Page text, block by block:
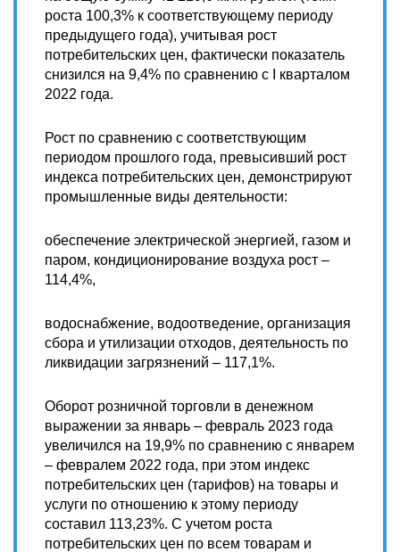
роста 100,3% к соответствующему периоду
предыдущего года), учитывая рост
потребительских цен, фактически показатель
снизился на 9,4% по сравнению с I кварталом
2022 года.
Рост по сравнению с соответствующим
периодом прошлого года, превысивший рост
индекса потребительских цен, демонстрируют
промышленные виды деятельности:
обеспечение электрической энергией, газом и
паром, кондиционирование воздуха рост –
114,4%,
водоснабжение, водоотведение, организация
сбора и утилизации отходов, деятельность по
ликвидации загрязнений – 117,1%.
Оборот розничной торговли в денежном
выражении за январь – февраль 2023 года
увеличился на 19,9% по сравнению с январем
– февралем 2022 года, при этом индекс
потребительских цен (тарифов) на товары и
услуги по отношению к этому периоду
составил 113,23%. С учетом роста
потребительских цен по всем товарам и